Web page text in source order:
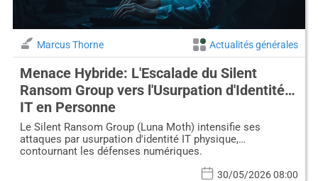
Marcus Thorne Actualités générales
Menace Hybride: L'Escalade du Silent
Ransom Group vers l'Usurpation d'Identité
IT en Personne
Le Silent Ransom Group (Luna Moth) intensifie ses
attaques par usurpation d'identité IT physique,
contournant les défenses numériques.
30/05/2026 08:00